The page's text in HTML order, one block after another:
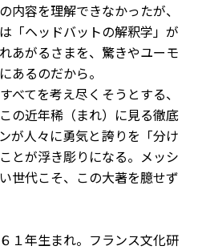
内容を理解できなかったが、
「ヘッドバットの解釈学」が
あがるさまを、驚きやユーモ
あるのだから。
べてを考え尽くそうとする、
の近年稀（まれ）に見る徹底
が人々に勇気と誇りを「分け
とが浮き彫りになる。メッシ
世代こそ、この大著を臆せず
１年生まれ。フランス文化研